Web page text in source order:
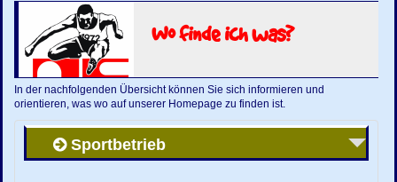
Wo finde ich was?
In der nachfolgenden Übersicht können Sie sich informieren und
orientieren, was wo auf unserer Homepage zu finden ist.
Sportbetrieb